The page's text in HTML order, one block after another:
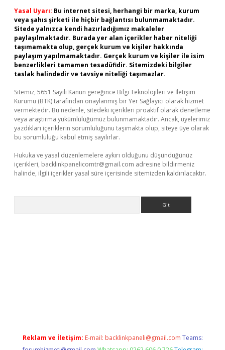
Yasal Uyarı: Bu internet sitesi, herhangi bir marka, kurum
veya şahıs şirketi ile hiçbir bağlantısı bulunmamaktadır.
Sitede yalnızca kendi hazırladığımız makaleler
paylaşılmaktadır. Burada yer alan içerikler haber niteliği
taşımamakta olup, gerçek kurum ve kişiler hakkında
paylaşım yapılmamaktadır. Gerçek kurum ve kişiler ile isim
benzerlikleri tamamen tesadüfidir. Sitemizdeki bilgiler
taslak halindedir ve tavsiye niteliği taşımazlar.
Sitemiz, 5651 Sayılı Kanun gereğince Bilgi Teknolojileri ve İletişim
Kurumu (BTK) tarafından onaylanmış bir Yer Sağlayıcı olarak hizmet
vermektedir. Bu nedenle, sitedeki içerikleri proaktif olarak denetleme
veya araştırma yükümlülüğümüz bulunmamaktadır. Ancak, üyelerimiz
yazdıkları içeriklerin sorumluluğunu taşımakta olup, siteye üye olarak
bu sorumluluğu kabul etmiş sayılırlar.
Hukuka ve yasal düzenlemelere aykırı olduğunu düşündüğünüz
içerikleri, backlinkpanelicomtr@gmail.com adresine bildirmeniz
halinde, ilgili içerikler yasal süre içerisinde sitemizden kaldırılacaktır.
Reklam ve İletişim: E-mail: backlinkpaneli@gmail.com Teams: